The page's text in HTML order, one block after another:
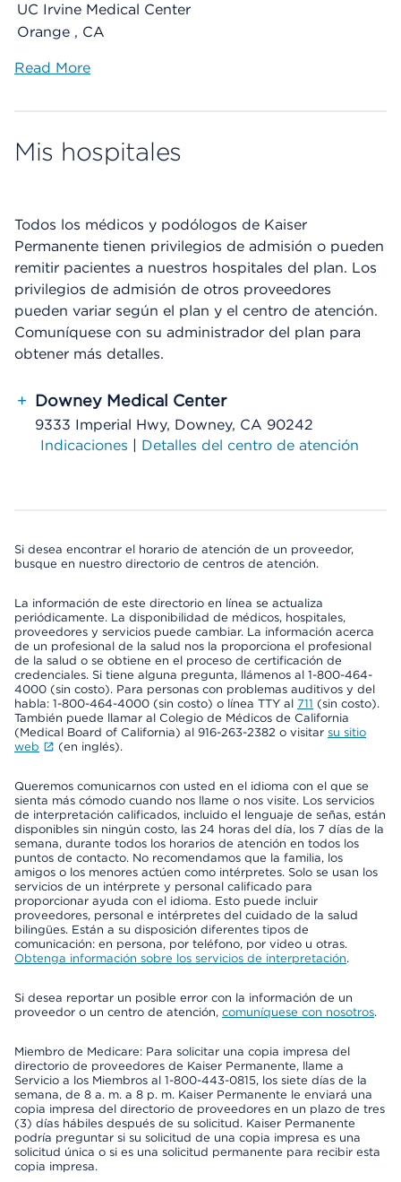
UC Irvine Medical Center
Orange , CA
Read More
Mis hospitales
Todos los médicos y podólogos de Kaiser
Permanente tienen privilegios de admisión o pueden
remitir pacientes a nuestros hospitales del plan. Los
privilegios de admisión de otros proveedores
pueden variar según el plan y el centro de atención.
Comuníquese con su administrador del plan para
obtener más detalles.
+ Downey Medical Center
9333 Imperial Hwy, Downey, CA 90242
Indicaciones | Detalles del centro de atención
Si desea encontrar el horario de atención de un proveedor,
busque en nuestro directorio de centros de atención.
La información de este directorio en línea se actualiza
periódicamente. La disponibilidad de médicos, hospitales,
proveedores y servicios puede cambiar. La información acerca
de un profesional de la salud nos la proporciona el profesional
de la salud o se obtiene en el proceso de certificación de
credenciales. Si tiene alguna pregunta, llámenos al 1-800-464-
4000 (sin costo). Para personas con problemas auditivos y del
habla: 1-800-464-4000 (sin costo) o línea TTY al 711 (sin costo).
También puede llamar al Colegio de Médicos de California
(Medical Board of California) al 916-263-2382 o visitar su sitio
web
(en inglés).
Queremos comunicarnos con usted en el idioma con el que se
sienta más cómodo cuando nos llame o nos visite. Los servicios
de interpretación calificados, incluido el lenguaje de señas, están
disponibles sin ningún costo, las 24 horas del día, los 7 días de la
semana, durante todos los horarios de atención en todos los
puntos de contacto. No recomendamos que la familia, los
amigos o los menores actúen como intérpretes. Solo se usan los
servicios de un intérprete y personal calificado para
proporcionar ayuda con el idioma. Esto puede incluir
proveedores, personal e intérpretes del cuidado de la salud
bilingües. Están a su disposición diferentes tipos de
comunicación: en persona, por teléfono, por video u otras.
Obtenga información sobre los servicios de interpretación.
Si desea reportar un posible error con la información de un
proveedor o un centro de atención, comuníquese con nosotros.
Miembro de Medicare: Para solicitar una copia impresa del
directorio de proveedores de Kaiser Permanente, llame a
Servicio a los Miembros al 1-800-443-0815, los siete días de la
semana, de 8 a. m. a 8 p. m. Kaiser Permanente le enviará una
copia impresa del directorio de proveedores en un plazo de tres
(3) días hábiles después de su solicitud. Kaiser Permanente
podría preguntar si su solicitud de una copia impresa es una
solicitud única o si es una solicitud permanente para recibir esta
copia impresa.